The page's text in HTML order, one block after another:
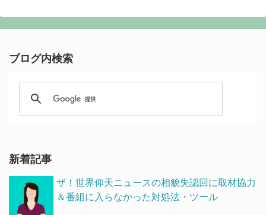
ブログ内検索
新着記事
ザ！世界仰天ニュースの相貌失認回に取材協力
＆番組に入らなかった対処法・ツール